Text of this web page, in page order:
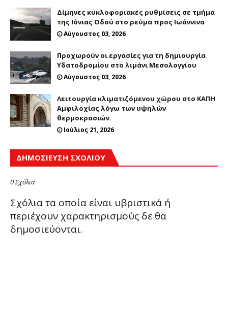
Δίμηνες κυκλοφοριακές ρυθμίσεις σε τμήμα
της Ιόνιας Οδού στο ρεύμα προς Ιωάννινα
Αύγουστος 03, 2026
Προχωρούν οι εργασίες για τη δημιουργία
Υδατοδρομίου στο λιμάνι Μεσολογγίου
Αύγουστος 03, 2026
Λειτουργία κλιματιζόμενου χώρου στο ΚΑΠΗ
Αμφιλοχίας λόγω των υψηλών
θερμοκρασιών.
Ιούλιος 21, 2026
ΔΗΜΟΣΊΕΥΣΗ ΣΧΟΛΊΟΥ
0 Σχόλια
Σχόλια τα οποία είναι υβριστικά ή
περιέχουν χαρακτηρισμούς δε θα
δημοσιεύονται.